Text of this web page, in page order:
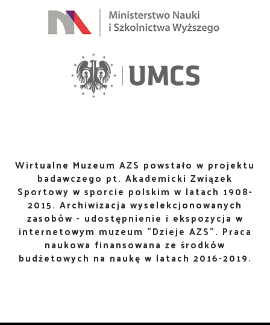
Wirtualne Muzeum AZS powstało w projektu
badawczego pt. Akademicki Związek
Sportowy w sporcie polskim w latach 1908-
2015. Archiwizacja wyselekcjonowanych
zasobów - udostępnienie i ekspozycja w
internetowym muzeum "Dzieje AZS". Praca
naukowa finansowana ze środków
budżetowych na naukę w latach 2016-2019.